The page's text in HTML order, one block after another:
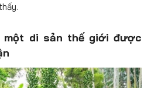
một di sản thế giới được